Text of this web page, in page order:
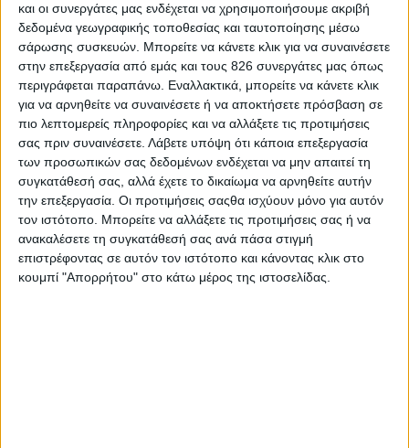
και οι συνεργάτες μας ενδέχεται να χρησιμοποιήσουμε ακριβή
δεδομένα γεωγραφικής τοποθεσίας και ταυτοποίησης μέσω
σάρωσης συσκευών. Μπορείτε να κάνετε κλικ για να συναινέσετε
στην επεξεργασία από εμάς και τους 826 συνεργάτες μας όπως
περιγράφεται παραπάνω. Εναλλακτικά, μπορείτε να κάνετε κλικ
για να αρνηθείτε να συναινέσετε ή να αποκτήσετε πρόσβαση σε
πιο λεπτομερείς πληροφορίες και να αλλάξετε τις προτιμήσεις
σας πριν συναινέσετε. Λάβετε υπόψη ότι κάποια επεξεργασία
των προσωπικών σας δεδομένων ενδέχεται να μην απαιτεί τη
συγκατάθεσή σας, αλλά έχετε το δικαίωμα να αρνηθείτε αυτήν
την επεξεργασία. Οι προτιμήσεις σαςθα ισχύουν μόνο για αυτόν
τον ιστότοπο. Μπορείτε να αλλάξετε τις προτιμήσεις σας ή να
ανακαλέσετε τη συγκατάθεσή σας ανά πάσα στιγμή
επιστρέφοντας σε αυτόν τον ιστότοπο και κάνοντας κλικ στο
κουμπί "Απορρήτου" στο κάτω μέρος της ιστοσελίδας.
Στο κεντρικό δελτίο ειδήσεων της ΕΡΤ με
τον Απόστολο Μαγγηριάδη για τις
συνεδριάσεις Eurogroup/Ecofin του
Ιανουαρίου 2026
20.01.2026